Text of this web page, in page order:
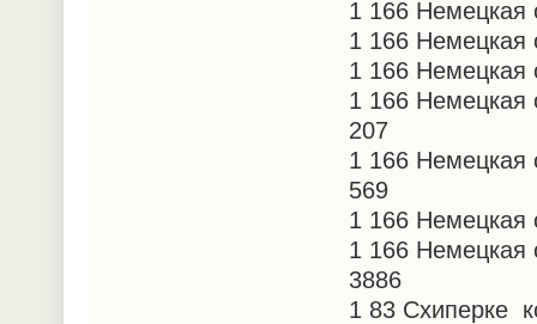
1 166 Немецкая
1 166 Немецкая
1 166 Немецкая
1 166 Немецкая
207
1 166 Немецкая
569
1 166 Немецкая
1 166 Немецкая
3886
1 83 Схиперке